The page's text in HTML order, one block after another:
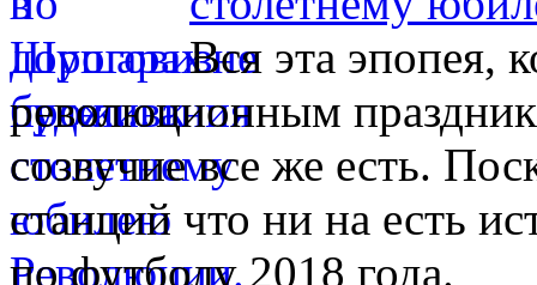
Вся эта эпопея,
революционным
созвучие все же есть.
станций что ни на есть
по футболу 2018 года.